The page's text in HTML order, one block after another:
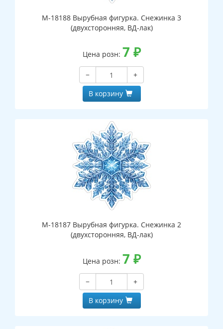
М-18188 Вырубная фигурка. Снежинка 3
(двухсторонняя, ВД-лак)
Цена розн: 7 ₽
−
+
В корзину
М-18187 Вырубная фигурка. Снежинка 2
(двухсторонняя, ВД-лак)
Цена розн: 7 ₽
−
+
В корзину